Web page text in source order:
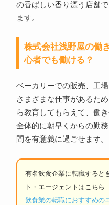
の香ばしい香り漂う店舗
ます。
株式会社浅野屋の働
心者でも働ける？
ベーカリーでの販売、工
さまざまな仕事があるた
ら教育してもらえて、働
全体的に朝早くからの勤
間を有意義に過ごせます。
有名飲食企業に転職すると
ト・エージェントはこちら
飲食業の転職におすすめの